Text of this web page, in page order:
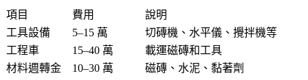
項目 費用
說明
工具設備
5–15 萬
切磚機、水平儀、攪拌機等
工程車
15–40 萬
載運磁磚和工具
材料週轉金
10–30 萬
磁磚、水泥、黏著劑